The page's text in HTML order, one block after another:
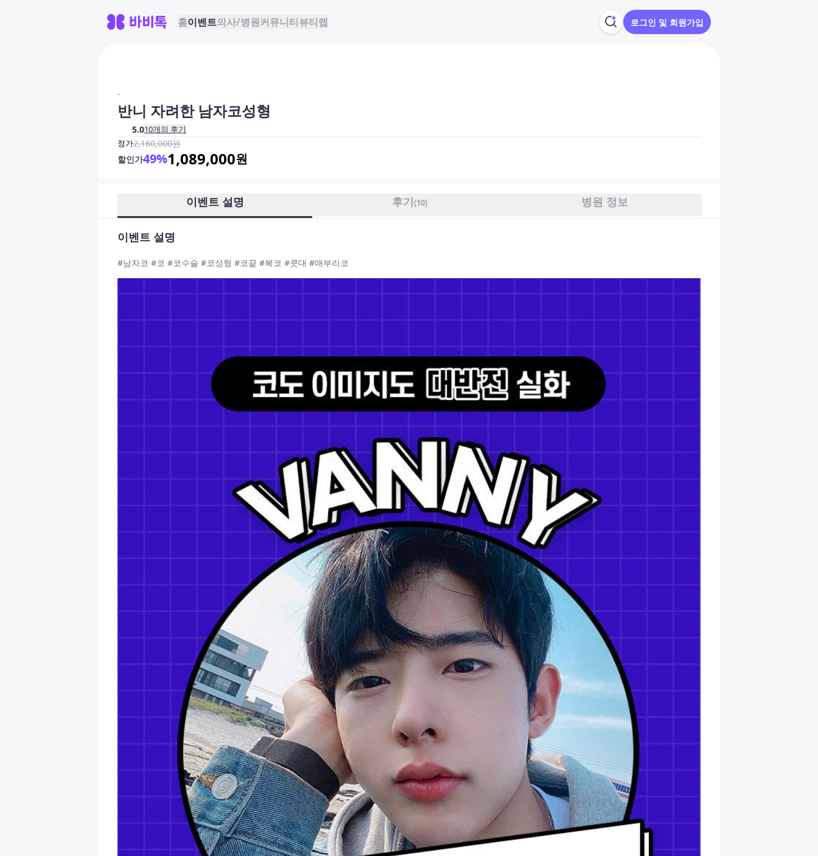
홈이벤트의사/병원커뮤니티뷰티랩 로그인 및 회원가입
-
반니 자려한 남자코성형
5.010개의 후기
정가2,160,000원
할인가49%1,089,000원
이벤트 설명 후기(10) 병원 정보
이벤트 설명
#남자코 #코 #코수술 #코성형 #코끝 #복코 #콧대 #매부리코